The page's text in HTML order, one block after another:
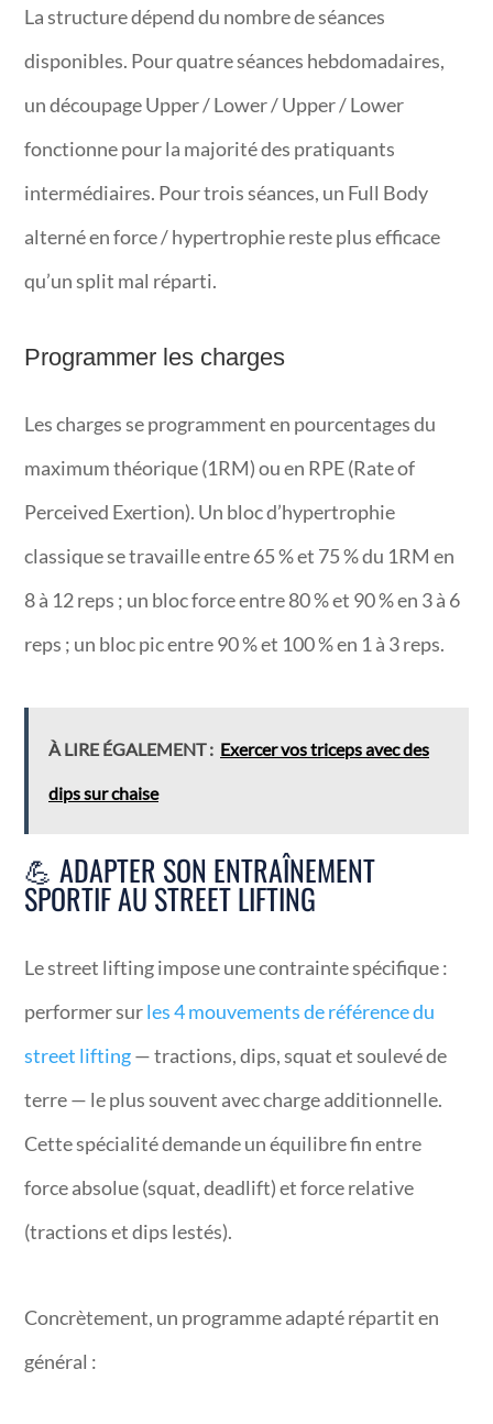
La structure dépend du nombre de séances
disponibles. Pour quatre séances hebdomadaires,
un découpage Upper / Lower / Upper / Lower
fonctionne pour la majorité des pratiquants
intermédiaires. Pour trois séances, un Full Body
alterné en force / hypertrophie reste plus efficace
qu’un split mal réparti.
Programmer les charges
Les charges se programment en pourcentages du
maximum théorique (1RM) ou en RPE (Rate of
Perceived Exertion). Un bloc d’hypertrophie
classique se travaille entre 65 % et 75 % du 1RM en
8 à 12 reps ; un bloc force entre 80 % et 90 % en 3 à 6
reps ; un bloc pic entre 90 % et 100 % en 1 à 3 reps.
À LIRE ÉGALEMENT : Exercer vos triceps avec des
dips sur chaise
💪 ADAPTER SON ENTRAÎNEMENT
SPORTIF AU STREET LIFTING
Le street lifting impose une contrainte spécifique :
performer surles 4 mouvements de référence du
street lifting— tractions, dips, squat et soulevé de
terre — le plus souvent avec charge additionnelle.
Cette spécialité demande un équilibre fin entre
force absolue (squat, deadlift) et force relative
(tractions et dips lestés).
Concrètement, un programme adapté répartit en
général :